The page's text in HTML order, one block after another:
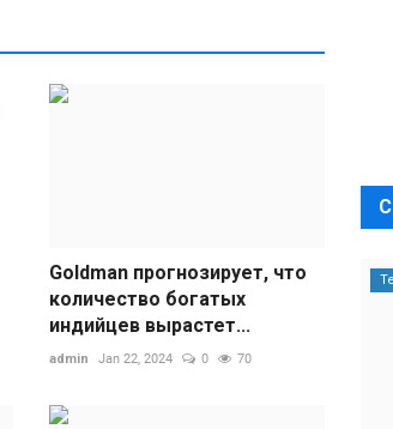
Goldman прогнозирует, что
количество богатых
индийцев вырастет...
admin Jan 22, 2024 0 70